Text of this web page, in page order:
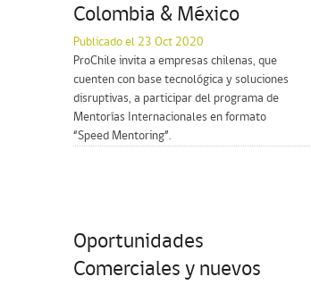
Colombia & México
Publicado el 23 Oct 2020
ProChile invita a empresas chilenas, que
cuenten con base tecnológica y soluciones
disruptivas, a participar del programa de
Mentorías Internacionales en formato
“Speed Mentoring”.
Oportunidades
Comerciales y nuevos